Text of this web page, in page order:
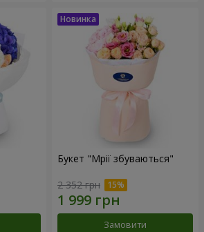
Букет "Мрії збуваються"
2 352 грн
Замовити